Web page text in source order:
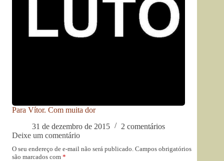
Para Vítor. Com muita dor
31 de dezembro de 2015
2 comentários
Deixe um comentário
O seu endereço de e-mail não será publicado. Campos obrigatórios
são marcados com *